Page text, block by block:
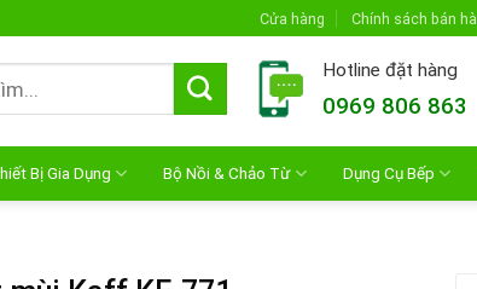
Cửa hàng Chính sách bán
Hotline đặt hàng
0969 806 863
Bị Gia Dụng Bộ Nồi & Chảo Từ Dụng Cụ Bếp